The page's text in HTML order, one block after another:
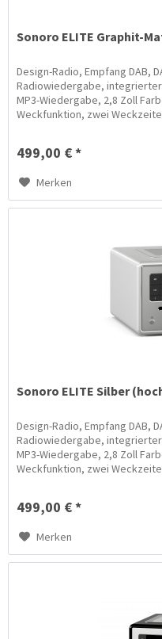
Sonoro ELITE Graphit-
Design-Radio, Empfang DAB,
Radiowiedergabe, integrierter
MP3-Wiedergabe, 2,8 Zoll
Weckfunktion, zwei
499,00 € *
Merken
Sonoro ELITE Silber
Design-Radio, Empfang DAB,
Radiowiedergabe, integrierter
MP3-Wiedergabe, 2,8 Zoll
Weckfunktion, zwei
499,00 € *
Merken